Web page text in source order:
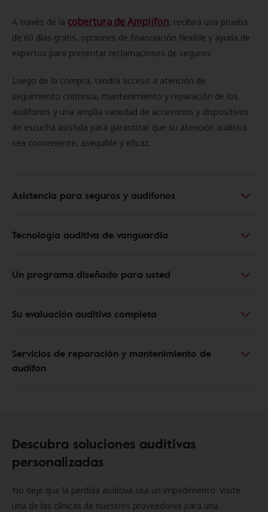
A través de la cobertura de Amplifon, recibirá una prueba
de 60 días gratis, opciones de financiación flexible y ayuda de
expertos para presentar reclamaciones de seguros.
Luego de la compra, tendrá acceso a atención de
seguimiento continua, mantenimiento y reparación de los
audífonos y una amplia variedad de accesorios y dispositivos
de escucha asistida para garantizar que su atención auditiva
sea conveniente, asequible y eficaz.
Asistencia para seguros y audífonos
Tecnología auditiva de vanguardia
Un programa diseñado para usted
Su evaluación auditiva completa
Servicios de reparación y mantenimiento de
audífon
Descubra soluciones auditivas
personalizadas
No deje que la pérdida auditiva sea un impedimento. Visite
una de las clínicas de nuestros proveedores para una